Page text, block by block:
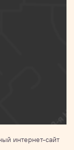
интернет-сайт